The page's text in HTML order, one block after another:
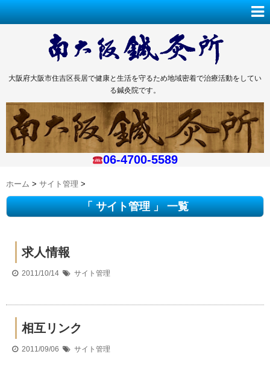
大阪府大阪市住吉区長居で健康と生活を守るため地域密着で治療活動をしてい
る鍼灸院です。
06-4700-5589
ホーム > サイト管理 >
「 サイト管理 」 一覧
求人情報
2011/10/14 サイト管理
相互リンク
2011/09/06 サイト管理